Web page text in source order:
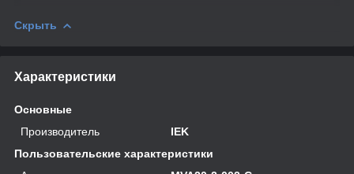
Скрыть
Характеристики
Основные
Производитель
IEK
Пользовательские характеристики